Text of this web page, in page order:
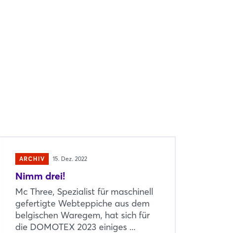
ARCHIV 15. Dez. 2022
Nimm drei!
Mc Three, Spezialist für maschinell
gefertigte Webteppiche aus dem
belgischen Waregem, hat sich für
die DOMOTEX 2023 einiges ...